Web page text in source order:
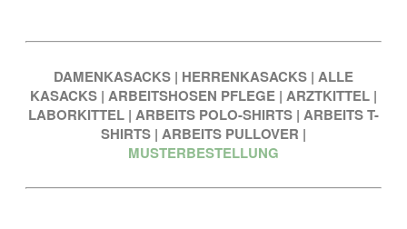
DAMENKASACKS | HERRENKASACKS | ALLE
KASACKS | ARBEITSHOSEN PFLEGE | ARZTKITTEL |
LABORKITTEL | ARBEITS POLO-SHIRTS | ARBEITS T-
SHIRTS | ARBEITS PULLOVER |
MUSTERBESTELLUNG